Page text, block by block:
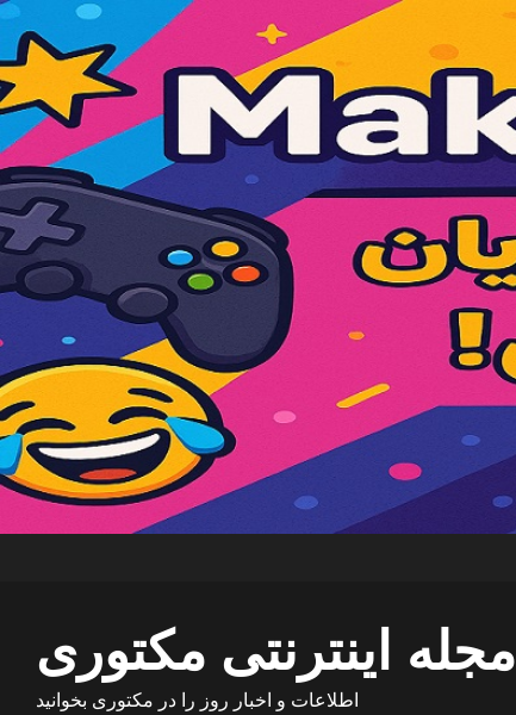
مجله اینترنتی مکتوری
اطلاعات و اخبار روز را در مکتوری بخوانید